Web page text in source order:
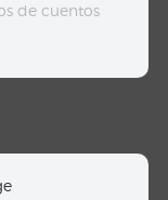
de cuentos